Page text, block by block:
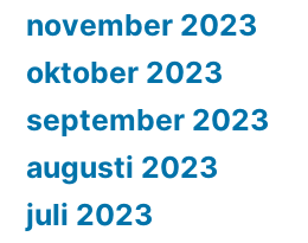
november 2023
oktober 2023
september 2023
augusti 2023
juli 2023